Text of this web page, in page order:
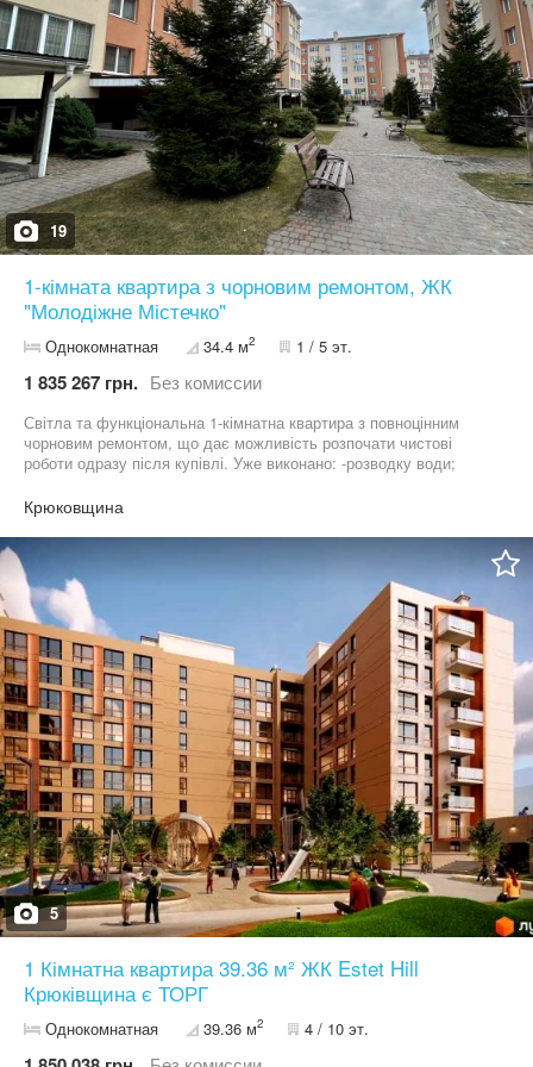
19
1-кімната квартира з чорновим ремонтом, ЖК
"Молодіжне Містечко"
Однокомнатная 34.4 м2 1 / 5 эт.
1 835 267 грн. Без комиссии
Світла та функціональна 1-кімнатна квартира з повноцінним
чорновим ремонтом, що дає можливість розпочати чистові
роботи одразу після купівлі. Уже виконано: -розводку води;
санвузлі та на лоджії встановлено теплу підлогу. Продумане
планування: -простора кухня з виходом на засклену лоджію —
можна облаштувати зону відпочинку чи робочий простір; -окрема
кімната; -передпокій; -суміжний санвузол. Індивідуальне газове
опалення — економно та комфортно в холодну пору року. 1
поверх із 5 — зручно та без зайвих сходів. Внутрішнє тихе
розташування квартири — тепло й максимальний комфорт.
Закрита територія ЖК, порядок і безпека. Розвинена
інфраструктура: поруч магазини, садки, школи, кав’ярні, зупинки
транспорту. Можливість зробити ремонт повністю під свій смак
та вподобання. Є відеооголяд, надішлю за потреби.
Крюковщина
5
1 Кімнатна квартира 39.36 м² ЖК Estet Hill
Крюківщина є ТОРГ
Однокомнатная 39.36 м2 4 / 10 эт.